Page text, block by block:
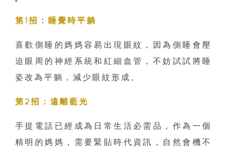
第1招：睡覺時平躺
喜歡側睡的媽媽容易出現眼紋，因為側睡會壓
迫眼周的神經系統和紅細血管，不妨試試將睡
姿改為平躺，減少眼紋形成。
第2招：遠離藍光
手提電話已經成為日常生活必需品，作為一個
精明的媽媽，需要緊貼時代資訊，自然會機不